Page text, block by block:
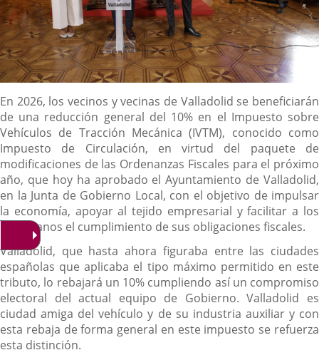
Descripción
En 2026, los vecinos y vecinas de Valladolid se beneficiarán
de una reducción general del 10% en el Impuesto sobre
Vehículos de Tracción Mecánica (IVTM), conocido como
Impuesto de Circulación, en virtud del paquete de
modificaciones de las Ordenanzas Fiscales para el próximo
año, que hoy ha aprobado el Ayuntamiento de Valladolid,
en la Junta de Gobierno Local, con el objetivo de impulsar
la economía, apoyar al tejido empresarial y facilitar a los
ciudadanos el cumplimiento de sus obligaciones fiscales.
Valladolid, que hasta ahora figuraba entre las ciudades
españolas que aplicaba el tipo máximo permitido en este
tributo, lo rebajará un 10% cumpliendo así un compromiso
electoral del actual equipo de Gobierno. Valladolid es
ciudad amiga del vehículo y de su industria auxiliar y con
esta rebaja de forma general en este impuesto se refuerza
esta distinción.